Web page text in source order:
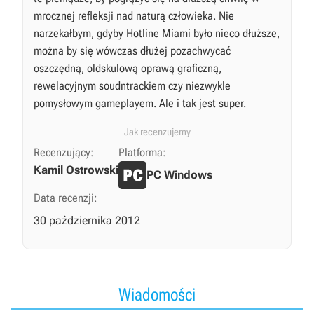
mrocznej refleksji nad naturą człowieka. Nie
narzekałbym, gdyby Hotline Miami było nieco dłuższe,
można by się wówczas dłużej pozachwycać
oszczędną, oldskulową oprawą graficzną,
rewelacyjnym soudntrackiem czy niezwykle
pomysłowym gameplayem. Ale i tak jest super.
Jak recenzujemy
Recenzujący:
Kamil Ostrowski
Platforma:
PC Windows
Data recenzji:
30 października 2012
Wiadomości